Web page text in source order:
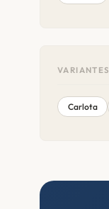
VARIANTES
Carlota